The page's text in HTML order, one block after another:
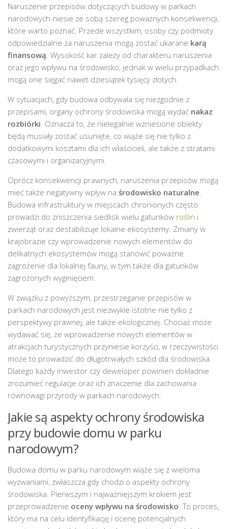
Naruszenie przepisów dotyczących budowy w parkach
narodowych niesie ze sobą szereg poważnych konsekwencji,
które warto poznać. Przede wszystkim, osoby czy podmioty
odpowiedzialne za naruszenia mogą zostać ukarane karą
finansową . Wysokość kar zależy od charakteru naruszenia
oraz jego wpływu na środowisko, jednak w wielu przypadkach
mogą one sięgać nawet dziesiątek tysięcy złotych.
W sytuacjach, gdy budowa odbywała się niezgodnie z
przepisami, organy ochrony środowiska mogą wydać nakaz
rozbiórki . Oznacza to, że nielegalnie wzniesione obiekty
będą musiały zostać usunięte, co wiąże się nie tylko z
dodatkowymi kosztami dla ich właścicieli, ale także z stratami
czasowymi i organizacyjnymi.
Oprócz konsekwencji prawnych, naruszenia przepisów mogą
mieć także negatywny wpływ na środowisko naturalne
Budowa infrastruktury w miejscach chronionych często
prowadzi do zniszczenia siedlisk wielu gatunków roślin i
zwierząt oraz destabilizuje lokalne ekosystemy. Zmiany w
krajobrazie czy wprowadzenie nowych elementów do
delikatnych ekosystemów mogą stanowić poważne
zagrożenie dla lokalnej fauny, w tym także dla gatunków
zagrożonych wyginięciem.
W związku z powyższym, przestrzeganie przepisów w
parkach narodowych jest niezwykle istotne nie tylko z
perspektywy prawnej, ale także ekologicznej. Chociaż może
wydawać się, że wprowadzenie nowych elementów w
atrakcjach turystycznych przyniesie korzyści, w rzeczywistości
może to prowadzić do długotrwałych szkód dla środowiska.
Dlatego każdy inwestor czy deweloper powinien dokładnie
zrozumieć regulacje oraz ich znaczenie dla zachowania
równowagi przyrody w parkach narodowych.
Jakie są aspekty ochrony środowiska
przy budowie domu w parku
narodowym?
Budowa domu w parku narodowym wiąże się z wieloma
wyzwaniami, zwłaszcza gdy chodzi o aspekty ochrony
środowiska. Pierwszym i najważniejszym krokiem jest
przeprowadzenie oceny wpływu na środowisko . To proces,
który ma na celu identyfikację i ocenę potencjalnych